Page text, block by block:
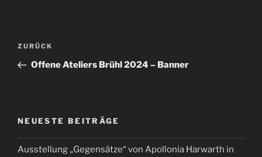
Beitragsnavigation
Vorheriger
Beitrag
ZURÜCK
Offene Ateliers Brühl 2024 – Banner
NEUESTE BEITRÄGE
Ausstellung „Gegensätze“ von Apollonia Harwarth in